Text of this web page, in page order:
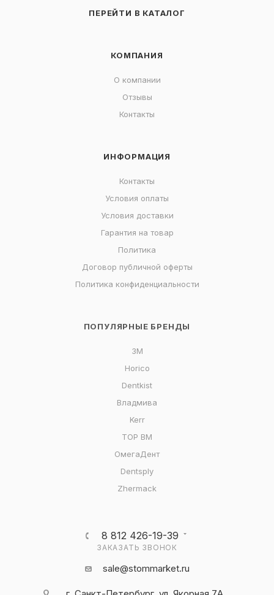
ПЕРЕЙТИ В КАТАЛОГ
КОМПАНИЯ
О компании
Отзывы
Контакты
ИНФОРМАЦИЯ
Контакты
Условия оплаты
Условия доставки
Гарантия на товар
Политика
Договор публичной оферты
Политика конфиденциальности
ПОПУЛЯРНЫЕ БРЕНДЫ
3M
Horico
Dentkist
Владмива
Kerr
ТОР ВМ
ОмегаДент
Dentsply
Zhermack
8 812 426-19-39
ЗАКАЗАТЬ ЗВОНОК
sale@stommarket.ru